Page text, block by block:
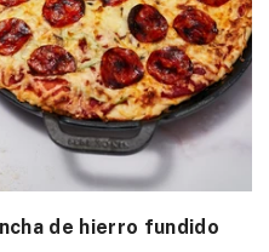
de hierro fundido